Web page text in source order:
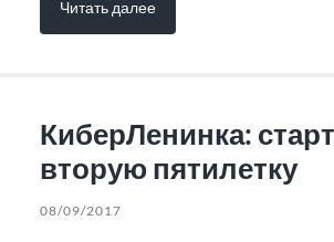
Читать далее
КиберЛенинка:
вторую пятилетку
08/09/2017